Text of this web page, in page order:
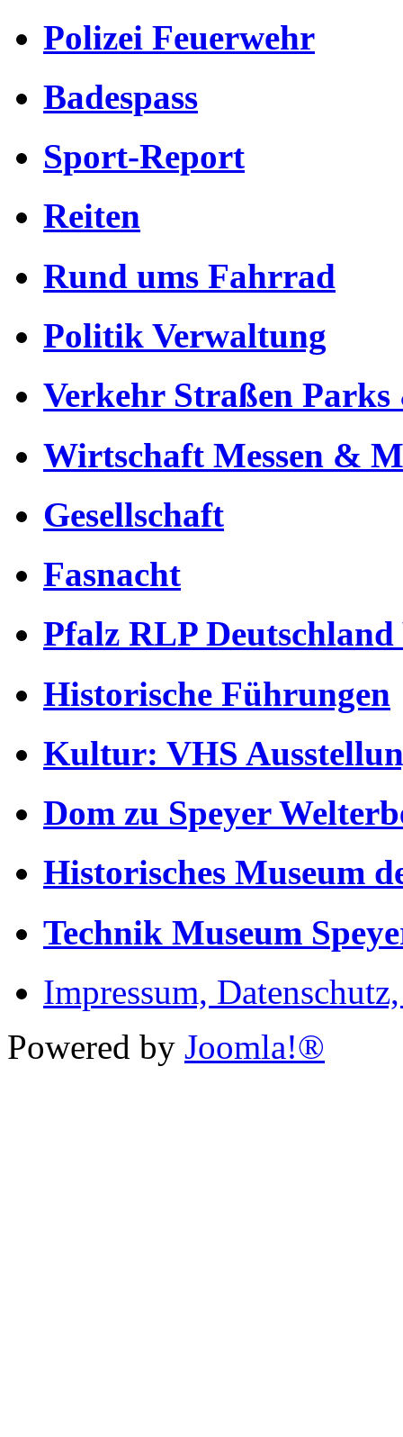
Polizei Feuerwehr
Badespass
Sport-Report
Reiten
Rund ums Fahrrad
Politik Verwaltung
Verkehr Straßen Parks
Wirtschaft Messen &
Gesellschaft
Fasnacht
Pfalz RLP
Historische Führungen
Kultur: VHS
Dom zu Speyer
Historisches Museum
Technik Museum
Impressum,
Powered by Joomla!®